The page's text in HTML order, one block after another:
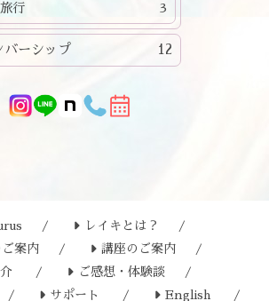
旅行 3
バーシップ 12
レイキとは？
案内
講座のご案内
ご感想・体験談
サポート English